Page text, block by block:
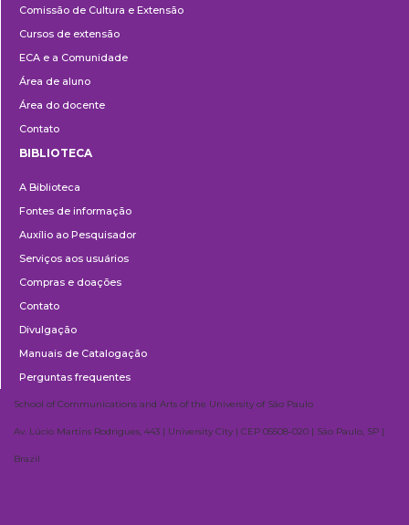
e
Extensão
Comissão de Cultura e Extensão
Cursos de extensão
ECA e a Comunidade
Área de aluno
Área do docente
Contato
BIBLIOTECA
A Biblioteca
Fontes de informação
Auxílio ao Pesquisador
Serviços aos usuários
Compras e doações
Contato
Divulgação
Manuais de Catalogação
Perguntas frequentes
School of Communications and Arts of the University of São Paulo
Av. Lúcio Martins Rodrigues, 443 | University City | CEP 05508-020 | São Paulo, SP |
Brazil